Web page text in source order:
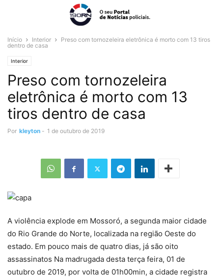
Início Interior
Preso com tornozeleira eletrônica é morto com 13 tiros
dentro de casa
Interior
Preso com tornozeleira
eletrônica é morto com 13
tiros dentro de casa
Por kleyton - 1 de outubro de 2019
A violência explode em Mossoró, a segunda maior cidade
do Rio Grande do Norte, localizada na região Oeste do
estado. Em pouco mais de quatro dias, já são oito
assassinatos Na madrugada desta terça feira, 01 de
outubro de 2019, por volta de 01h00min, a cidade registra